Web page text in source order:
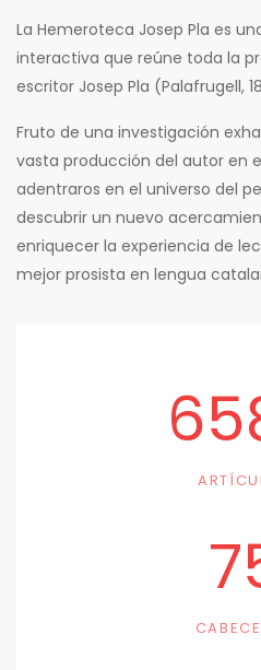
La Hemeroteca Josep Pla es
interactiva que reúne toda la
escritor Josep Pla (Palafrugell,
Fruto de una investigación
vasta producción del autor en
adentraros en el universo del
descubrir un nuevo
enriquecer la experiencia de
mejor prosista en lengua